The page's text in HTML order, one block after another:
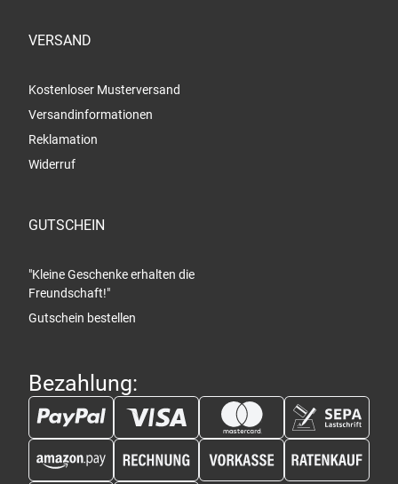
VERSAND
Kostenloser Musterversand
Versandinformationen
Reklamation
Widerruf
GUTSCHEIN
"Kleine Geschenke erhalten die
Freundschaft!"
Gutschein bestellen
Bezahlung: